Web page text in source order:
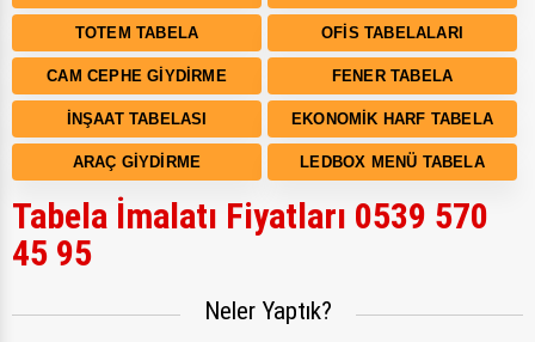
TOTEM TABELA OFIS TABELALARI
CAM CEPHE GIYDIRME FENER TABELA
İNŞAAT TABELASI EKONOMIK HARF TABELA
ARAÇ GIYDIRME LEDBOX MENÜ TABELA
Tabela İmalatı Fiyatları 0539 570
45 95
Neler Yaptık?